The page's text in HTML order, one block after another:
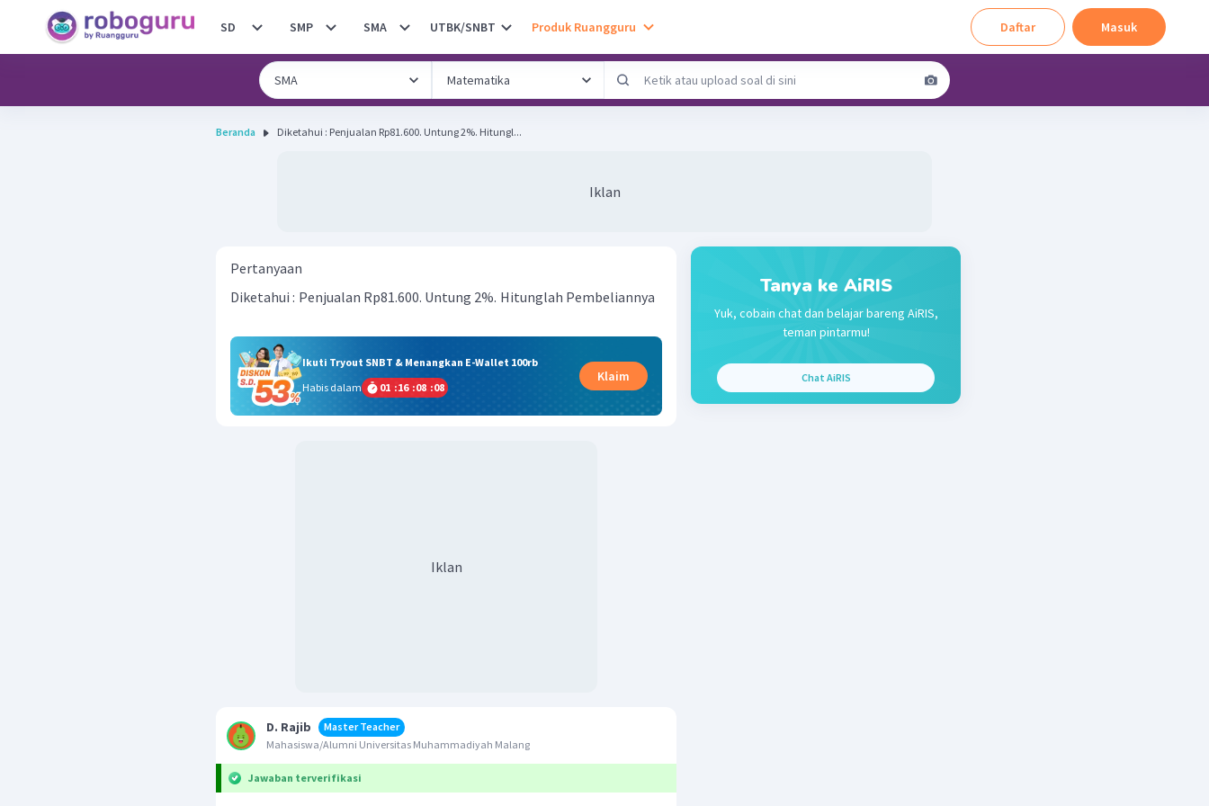
SD SMP SMA UTBK/SNBT Produk Ruangguru Daftar Masuk
Beranda Diketahui : Penjualan Rp81.600. Untung 2%. Hitungl...
Iklan
Pertanyaan
Diketahui : Penjualan Rp81.600. Untung 2%. Hitunglah Pembeliannya
Ikuti Tryout SNBT & Menangkan E-Wallet 100rb
Habis dalam
01 :16 :08 :08
Klaim
Iklan
D. Rajib
Master Teacher
Mahasiswa/Alumni Universitas Muhammadiyah Malang
Jawaban terverifikasi
Tanya ke AiRIS
Yuk, cobain chat dan belajar bareng AiRIS,
teman pintarmu!
Chat AiRIS